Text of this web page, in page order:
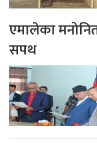
एमालेका
सपथ